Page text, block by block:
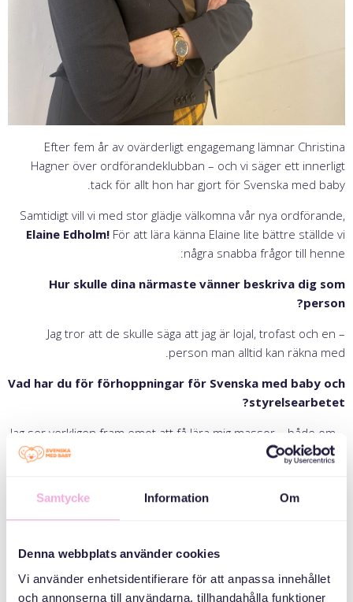
Samtycke Information Om
Denna webbplats använder cookies
Vi använder enhetsidentifierare för att anpassa innehållet
och annonserna till användarna, tillhandahålla funktioner
Efter fem år av ovärderligt engagemang lämnar Christina
Hagner över ordförandeklubban – och vi säger ett innerligt
tack för allt hon har gjort för Svenska med baby.
Samtidigt vill vi med stor glädje välkomna vår nya ordförande,
Elaine Edholm! För att lära känna Elaine lite bättre ställde vi
några snabba frågor till henne:
Hur skulle dina närmaste vänner beskriva dig som
person?
– Jag tror att de skulle säga att jag är lojal, trofast och en
person man alltid kan räkna med.
Vad har du för förhoppningar för Svenska med baby och
styrelsearbetet?
– Jag ser verkligen fram emot att få lära mig massor – både om
organisationen och om människor. Det känns meningsfullt att
få vara del av ett arbete som faktiskt gör skillnad, och som
Tycker du att det är viktigt att engagera sig ideellt?
– Ja, det tycker jag verkligen. För mig personligen handlar ideellt
engagemang om att bidra med det jag kan, efter mina